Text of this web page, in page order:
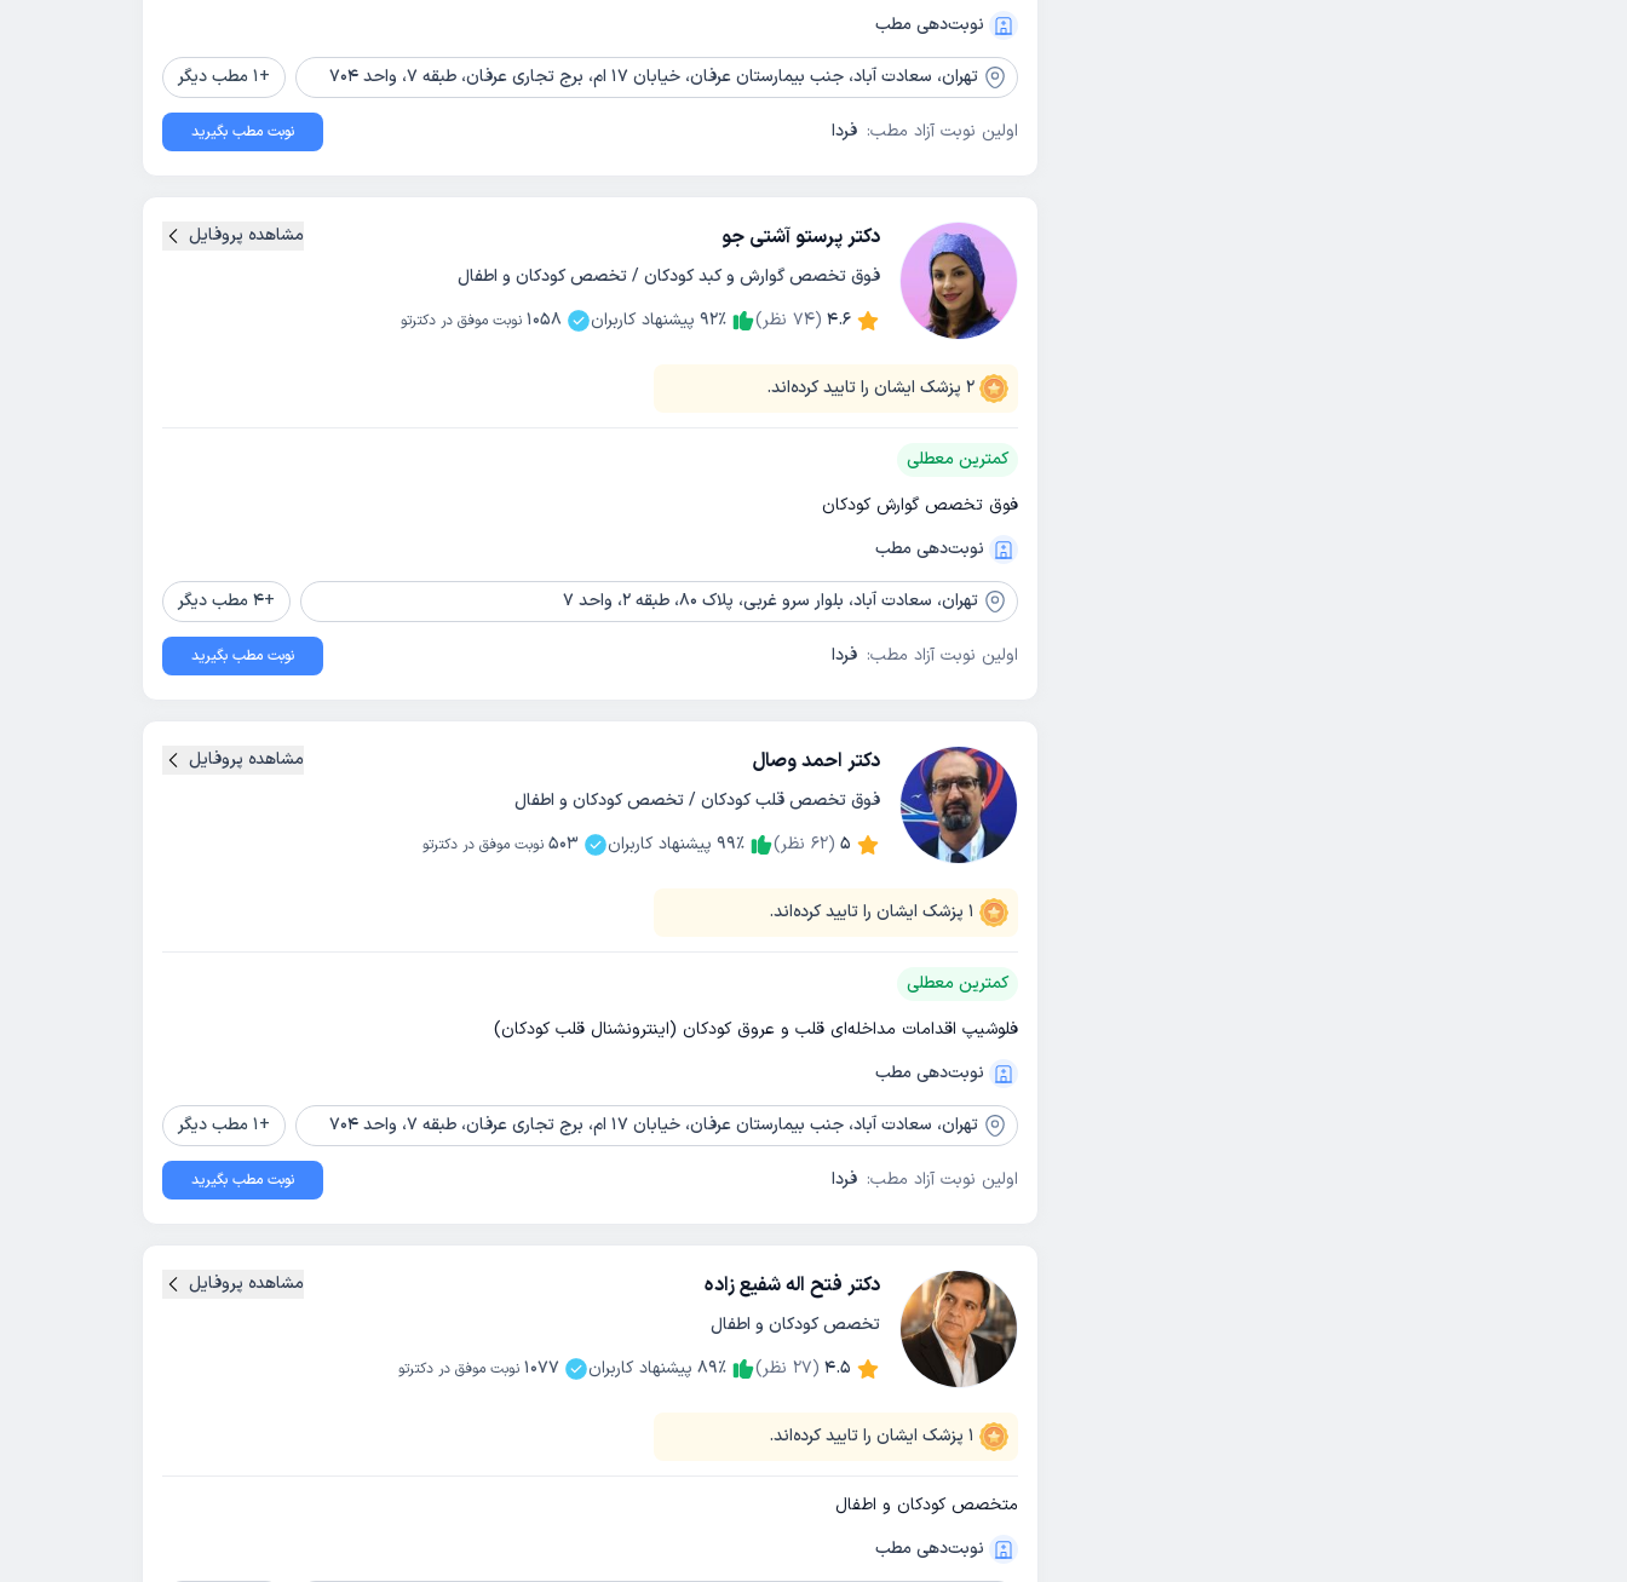
نوبت‌دهی مطب
تهران، سعادت آباد، جنب بیمارستان عرفان، خیابان 17 ام، برج تجاری عرفان، طبقه 7، واحد 704 +
1 مطب دیگر
اولین نوبت آزاد مطب: فردا نوبت مطب بگیرید
دکتر پرستو آشتی جو
فوق تخصص گوارش و کبد کودکان / تخصص کودکان و اطفال
4.6
(
74 نظر) 92٪ پیشنهاد کاربران 1058 نوبت موفق در دکترتو
2 پزشک ایشان را تایید کرده‌اند.
مشاهده پروفایل
کمترین معطلی
فوق تخصص گوارش کودکان
نوبت‌دهی مطب
تهران، سعادت آباد، بلوار سرو غربی، پلاک 80، طبقه 2، واحد 7 +
4 مطب دیگر
اولین نوبت آزاد مطب: فردا نوبت مطب بگیرید
دکتر احمد وصال
فوق تخصص قلب کودکان / تخصص کودکان و اطفال
5
(
62 نظر) 99٪ پیشنهاد کاربران 503 نوبت موفق در دکترتو
1 پزشک ایشان را تایید کرده‌اند.
مشاهده پروفایل
کمترین معطلی
فلوشیپ اقدامات مداخله‌ای قلب و عروق کودکان (اینترونشنال قلب کودکان)
نوبت‌دهی مطب
تهران، سعادت آباد، جنب بیمارستان عرفان، خیابان 17 ام، برج تجاری عرفان، طبقه 7، واحد 704 +
1 مطب دیگر
اولین نوبت آزاد مطب: فردا نوبت مطب بگیرید
دکتر فتح اله شفیع زاده
تخصص کودکان و اطفال
4.5
(
27 نظر) 89٪ پیشنهاد کاربران 1077 نوبت موفق در دکترتو
1 پزشک ایشان را تایید کرده‌اند.
مشاهده پروفایل
متخصص کودکان و اطفال
نوبت‌دهی مطب